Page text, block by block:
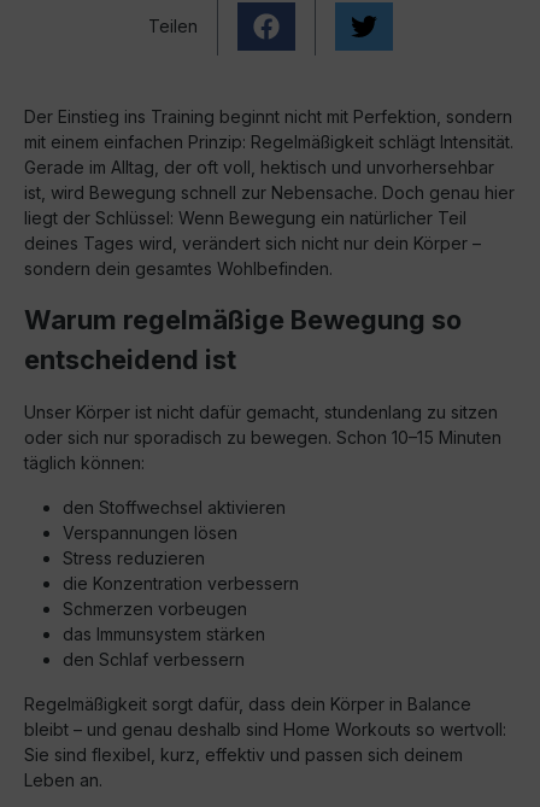
Teilen
Der Einstieg ins Training beginnt nicht mit Perfektion, sondern
mit einem einfachen Prinzip: Regelmäßigkeit schlägt Intensität.
Gerade im Alltag, der oft voll, hektisch und unvorhersehbar
ist, wird Bewegung schnell zur Nebensache. Doch genau hier
liegt der Schlüssel: Wenn Bewegung ein natürlicher Teil
deines Tages wird, verändert sich nicht nur dein Körper –
sondern dein gesamtes Wohlbefinden.
Warum regelmäßige Bewegung so
entscheidend ist
Unser Körper ist nicht dafür gemacht, stundenlang zu sitzen
oder sich nur sporadisch zu bewegen. Schon 10–15 Minuten
täglich können:
den Stoffwechsel aktivieren
Verspannungen lösen
Stress reduzieren
die Konzentration verbessern
Schmerzen vorbeugen
das Immunsystem stärken
den Schlaf verbessern
Regelmäßigkeit sorgt dafür, dass dein Körper in Balance
bleibt – und genau deshalb sind Home Workouts so wertvoll:
Sie sind flexibel, kurz, effektiv und passen sich deinem
Leben an.